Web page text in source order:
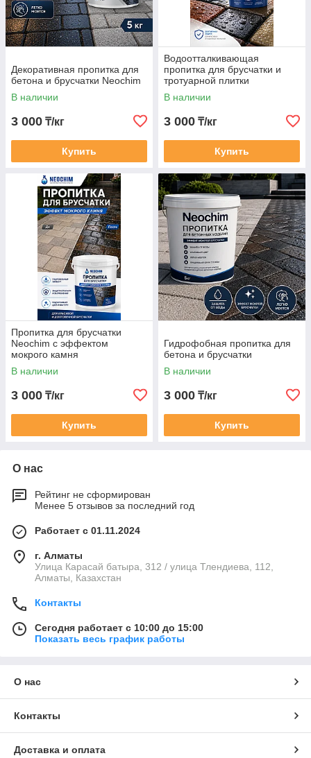
Декоративная пропитка для
бетона и брусчатки Neochim
В наличии
3 000 ₸/кг
Купить
Водоотталкивающая
пропитка для брусчатки и
тротуарной плитки
В наличии
3 000 ₸/кг
Купить
Пропитка для брусчатки
Neochim с эффектом
мокрого камня
В наличии
3 000 ₸/кг
Купить
Гидрофобная пропитка для
бетона и брусчатки
В наличии
3 000 ₸/кг
Купить
О нас
Рейтинг не сформирован
Менее 5 отзывов за последний год
Работает с 01.11.2024
г. Алматы
Улица Карасай батыра, 312 / улица Тлендиева, 112,
Алматы, Казахстан
Контакты
Сегодня работает с 10:00 до 15:00
Показать весь график работы
О нас
Контакты
Доставка и оплата